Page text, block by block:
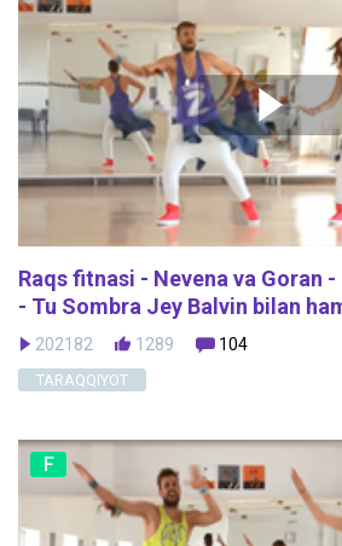
Raqs fitnasi - Nevena va Goran
- Tu Sombra Jey Balvin bilan
202182 1289 104
TARAQQIYOT
F